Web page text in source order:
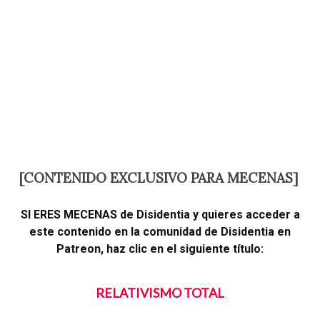
[CONTENIDO EXCLUSIVO PARA MECENAS]
SI ERES MECENAS de Disidentia y quieres acceder a
este contenido en la comunidad de Disidentia en
Patreon, haz clic en el siguiente título:
RELATIVISMO TOTAL